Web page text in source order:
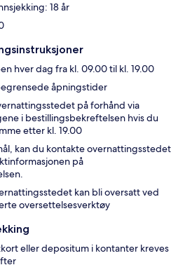
18 år
hver dag fra kl. 09.00 til kl. 19.00
åpningstider
på forhånd via
i bestillingsbekreftelsen hvis du
etter kl. 19.00
kan du kontakte overnattingsstedet
på
kan bli oversatt ved
oversettelsesverktøy
eller depositum i kontanter kreves